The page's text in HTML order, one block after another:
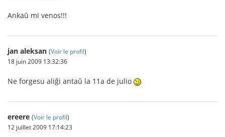
Ankaŭ mi venos!!!
jan aleksan (Voir le profil)
18 juin 2009 13:32:36
Ne forgesu aliĝi antaŭ la 11a de julio
ereere (Voir le profil)
12 juillet 2009 17:14:23